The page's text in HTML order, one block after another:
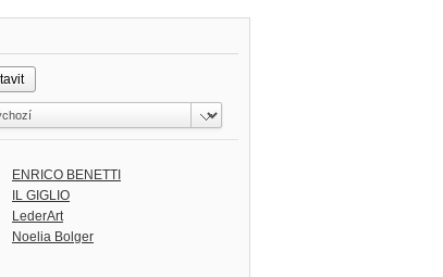
ENRICO BENETTI
IL GIGLIO
LederArt
Noelia Bolger